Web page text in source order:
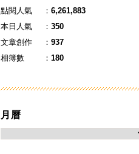
點閱人氣
： 6,261,883
本日人氣
： 350
文章創作
： 937
相簿數
： 180
月曆